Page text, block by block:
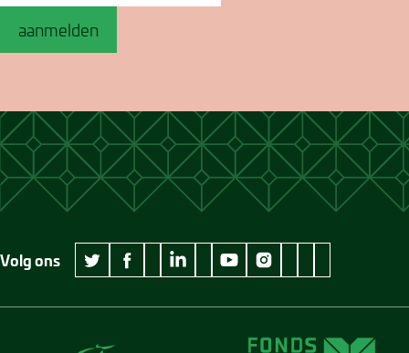
aanmelden
Volg ons
twitter Museum Jan Cunen
facebook Museum Jan Cunen
wikipedia Museum Jan Cunen
linkedin Museum Jan Cunen
googleplus Museum Jan Cunen
youtube Museum Jan Cunen
instagram Museum